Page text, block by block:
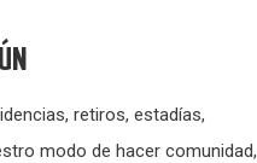
retiros, estadías,
modo de hacer comunidad,